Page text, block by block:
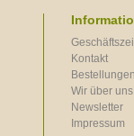
Kontakt
Wir über uns
Newsletter
Impressum